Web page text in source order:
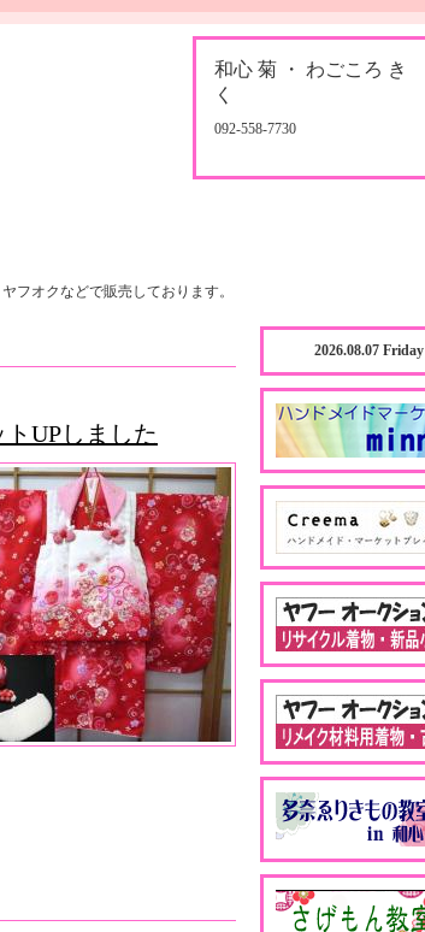
和心 菊 ・ わごころ き
く
092-558-7730
フオクなどで販売しております。
UPしました
2026.08.07 Friday